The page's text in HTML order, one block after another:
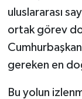
uluslararası
ortak görev
gereken en
Bu yolun